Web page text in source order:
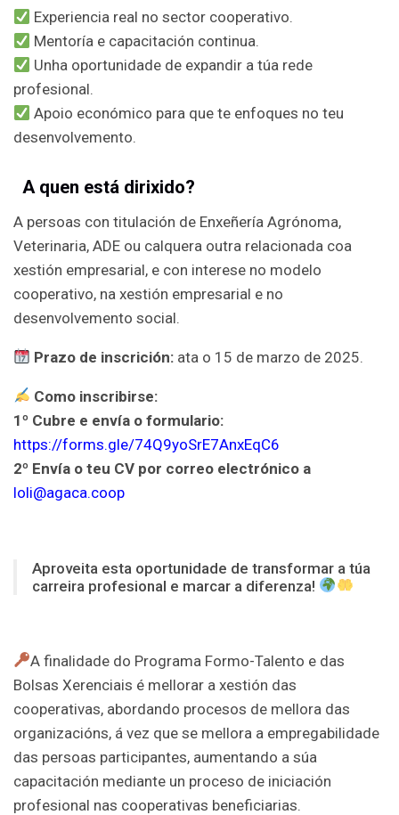
Experiencia real no sector cooperativo.
Mentoría e capacitación continua.
Unha oportunidade de expandir a túa rede
profesional.
Apoio económico para que te enfoques no teu
desenvolvemento.
A quen está dirixido?
A persoas con titulación de Enxeñería Agrónoma,
Veterinaria, ADE ou calquera outra relacionada coa
xestión empresarial, e con interese no modelo
cooperativo, na xestión empresarial e no
desenvolvemento social.
Prazo de inscrición: ata o 15 de marzo de 2025.
Como inscribirse:
1º Cubre e envía o formulario:
https://forms.gle/74Q9yoSrE7AnxEqC6
2º Envía o teu CV por correo electrónico a
loli@agaca.coop
Aproveita esta oportunidade de transformar a túa
carreira profesional e marcar a diferenza!
A finalidade do Programa Formo-Talento e das
Bolsas Xerenciais é mellorar a xestión das
cooperativas, abordando procesos de mellora das
organizacións, á vez que se mellora a empregabilidade
das persoas participantes, aumentando a súa
capacitación mediante un proceso de iniciación
profesional nas cooperativas beneficiarias.